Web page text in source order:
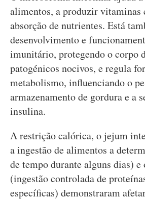
alimentos, a produzir vitaminas
absorção de nutrientes. Está
desenvolvimento e
imunitário, protegendo o corpo
patogénicos nocivos, e regula
metabolismo, influenciando o
armazenamento de gordura e a
insulina.
A restrição calórica, o jejum
a ingestão de alimentos a
de tempo durante alguns dias)
(ingestão controlada de
específicas) demonstraram